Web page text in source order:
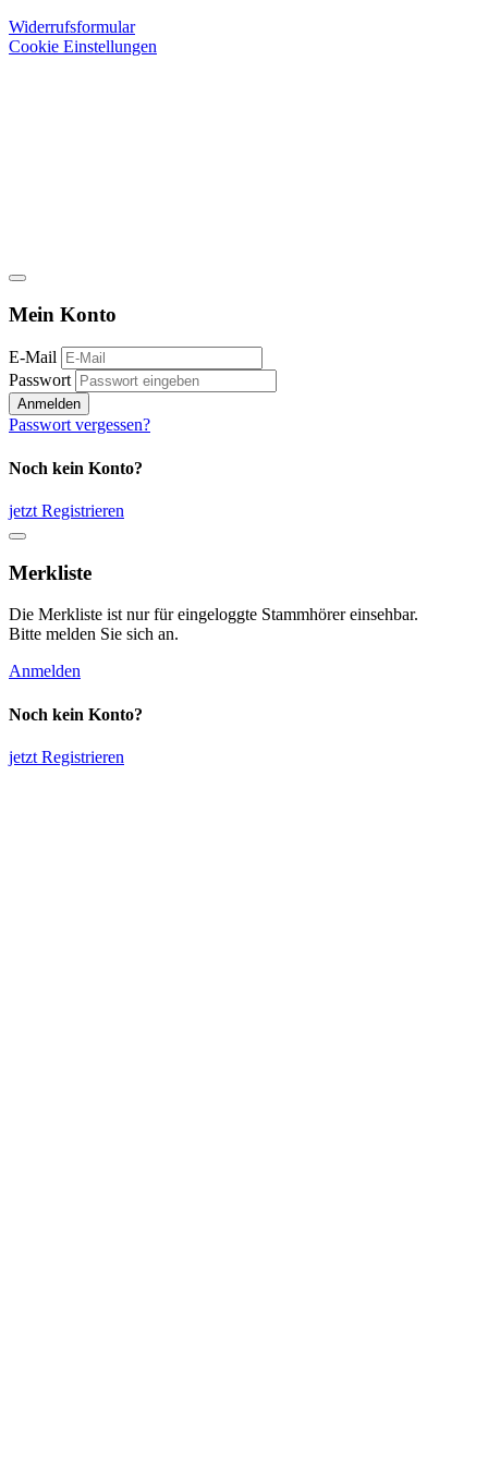
Widerrufsformular
Cookie Einstellungen
Mein Konto
E-Mail
Passwort
Anmelden
Passwort vergessen?
Noch kein Konto?
jetzt Registrieren
Merkliste
Die Merkliste ist nur für eingeloggte Stammhörer einsehbar.
Bitte melden Sie sich an.
Anmelden
Noch kein Konto?
jetzt Registrieren